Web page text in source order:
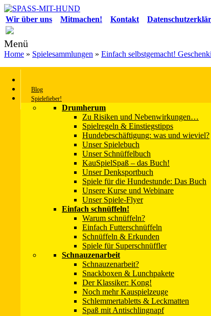
Wir über uns Mitmachen! Kontakt
Menü
Blog
Spielefieber!
Drumherum
Zu Risiken und Nebenwirkungen…
Spielregeln & Einstiegstipps
Hundebeschäftigung: was und wieviel?
Unser Spielebuch
Unser Schnüffelbuch
KauSpielSpaß – das Buch!
Unser Denksportbuch
Spiele für die Hundestunde: Das Buch
Unsere Kurse und Webinare
Unser Spiele-Flyer
Einfach schnüffeln!
Warum schnüffeln?
Einfach Futterschnüffeln
Schnüffeln & Erkunden
Spiele für Superschnüffler
Schnauzenarbeit
Schnauzenarbeit?
Snackboxen & Lunchpakete
Der Klassiker: Kong!
Noch mehr Kauspielzeuge
Schlemmertabletts & Leckmatten
Spaß mit Antischlingnapf
Home » Spielesammlungen » Einfach selbstgemacht!
Buchtipp Das große Spielebuch für
Spiele einfach selber machen: Das haben wir uns auf die
Das große Spielebuch für Hunde